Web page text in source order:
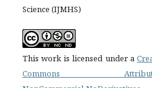
Science (IJMHS)
This work is licensed under a
Commons